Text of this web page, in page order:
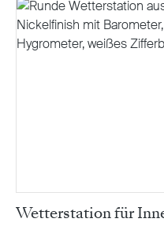
Wetterstation für